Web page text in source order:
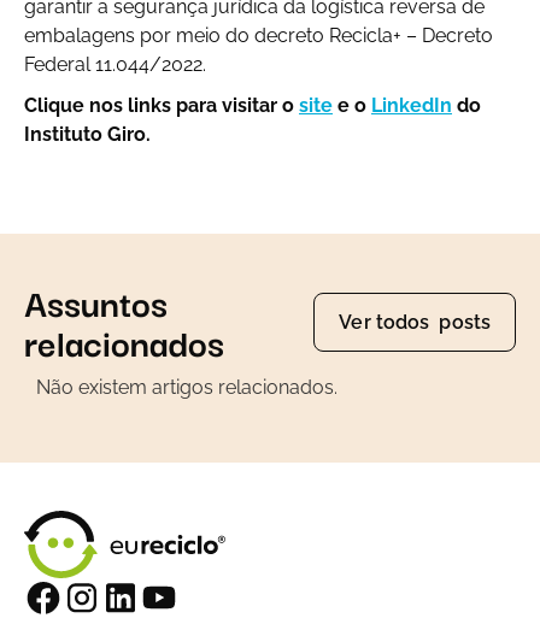
garantir a segurança jurídica da logística reversa de
embalagens por meio do decreto Recicla+ – Decreto
Federal 11.044/2022.
Clique nos links para visitar o site e o LinkedIn do
Instituto Giro.
Assuntos
relacionados Ver todos posts
Não existem artigos relacionados.